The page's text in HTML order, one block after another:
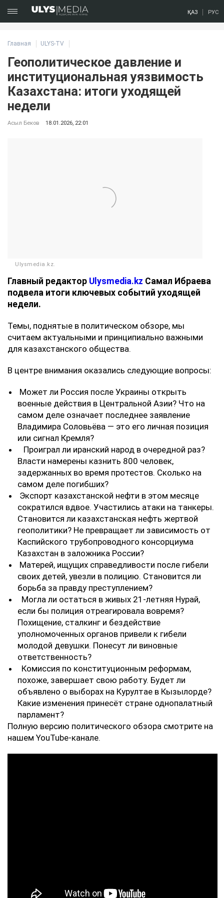
ҚАЗ РУС
Главная ULYS-TV
Геополитическое давление и
институциональная уязвимость
Казахстана: итоги уходящей
недели
Асыл Беков 18.01.2026, 22:01
Ulysmedia.kz.
Главный редактор Ulysmedia.kz Самал Ибраева
подвела итоги ключевых событий уходящей
недели.
Темы, поднятые в политическом обзоре, мы
считаем актуальными и принципиально важными
для казахстанского общества.
В центре внимания оказались следующие вопросы:
Может ли Россия после Украины открыть
военные действия в Центральной Азии? Что на
самом деле означает последнее заявление
Владимира Соловьёва — это его личная позиция
или сигнал Кремля?
Проиграл ли иранский народ в очередной раз?
Власти намерены казнить 800 человек,
задержанных во время протестов. Сколько на
самом деле погибших?
Экспорт казахстанской нефти в этом месяце
сократился вдвое. Участились атаки на танкеры.
Становится ли казахстанская нефть жертвой
геополитики? Не превращает ли зависимость от
Каспийского трубопроводного консорциума
Казахстан в заложника России?
Матерей, ищущих справедливости после гибели
своих детей, увезли в полицию. Становится ли
борьба за правду преступлением?
Могла ли остаться в живых 21-летняя Нурай,
если бы полиция отреагировала вовремя?
Похищение, сталкинг и бездействие
уполномоченных органов привели к гибели
молодой девушки. Понесут ли виновные
ответственность?
Комиссия по конституционным реформам,
похоже, завершает свою работу. Будет ли
объявлено о выборах на Курултае в Кызылорде?
Какие изменения принесёт стране однопалатный
парламент?
Полную версию политического обзора смотрите на
нашем YouTube-канале.